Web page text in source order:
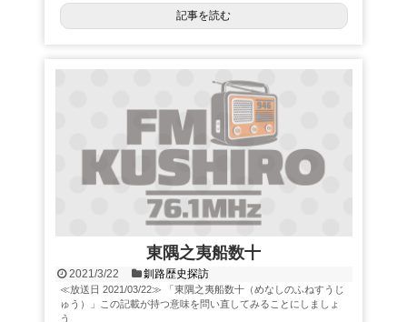
記事を読む
東隅之夷船数十
2021/3/22 釧路歴史探訪
≪放送日 2021/03/22≫ 「東隅之夷船数十（めなしのふねすうじ
ゅう）」この記載が持つ意味を問い直してみることにしましょ
う